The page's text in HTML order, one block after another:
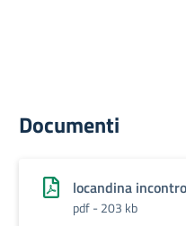
Documenti
locandina
pdf - 203 kb